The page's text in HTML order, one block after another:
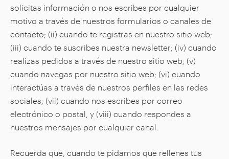
solicitas información o nos escribes por cualquier
motivo a través de nuestros formularios o canales de
contacto; (ii) cuando te registras en nuestro sitio web;
(iii) cuando te suscribes nuestra newsletter; (iv) cuando
realizas pedidos a través de nuestro sitio web; (v)
cuando navegas por nuestro sitio web; (vi) cuando
interactúas a través de nuestros perfiles en las redes
sociales; (vii) cuando nos escribes por correo
electrónico o postal, y (viii) cuando respondes a
nuestros mensajes por cualquier canal.
Recuerda que, cuando te pidamos que rellenes tus